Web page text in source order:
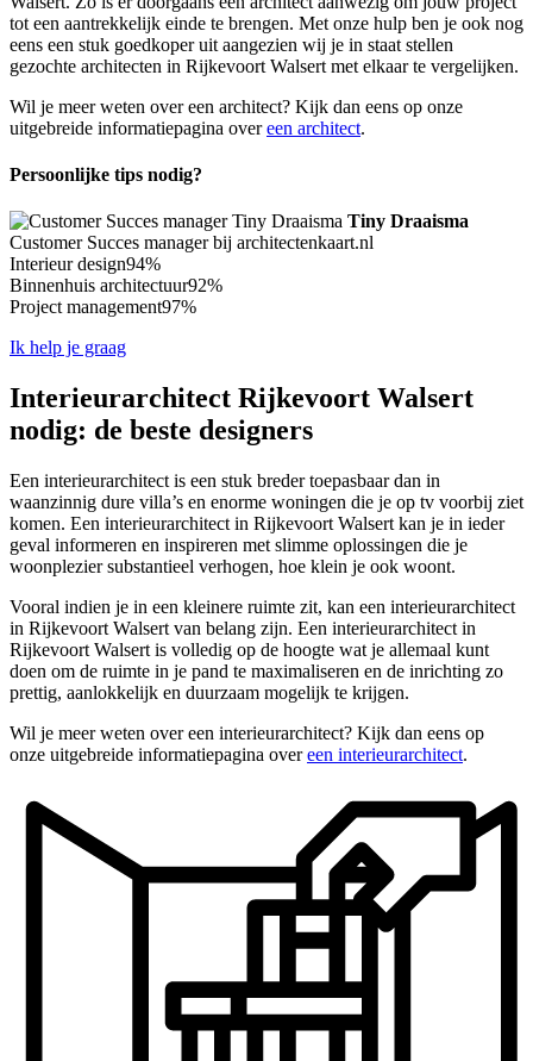
tot een aantrekkelijk einde te brengen. Met onze hulp ben je ook nog
eens een stuk goedkoper uit aangezien wij je in staat stellen
gezochte architecten in Rijkevoort Walsert met elkaar te vergelijken.
Wil je meer weten over een architect? Kijk dan eens op onze
uitgebreide informatiepagina overeen architect.
Persoonlijke tips nodig?
Tiny Draaisma
Customer Succes manager bij architectenkaart.nl
Interieur design94%
Binnenhuis architectuur92%
Project management97%
Ik help je graag
Interieurarchitect Rijkevoort Walsert
nodig: de beste designers
Een interieurarchitect is een stuk breder toepasbaar dan in
waanzinnig dure villa’s en enorme woningen die je op tv voorbij ziet
komen. Een interieurarchitect in Rijkevoort Walsert kan je in ieder
geval informeren en inspireren met slimme oplossingen die je
woonplezier substantieel verhogen, hoe klein je ook woont.
Vooral indien je in een kleinere ruimte zit, kan een interieurarchitect
in Rijkevoort Walsert van belang zijn. Een interieurarchitect in
Rijkevoort Walsert is volledig op de hoogte wat je allemaal kunt
doen om de ruimte in je pand te maximaliseren en de inrichting zo
prettig, aanlokkelijk en duurzaam mogelijk te krijgen.
Wil je meer weten over een interieurarchitect? Kijk dan eens op
onze uitgebreide informatiepagina overeen interieurarchitect.